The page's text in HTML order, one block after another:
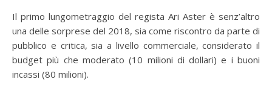
Il primo lungometraggio del regista Ari Aster è senz’altro
una delle sorprese del 2018, sia come riscontro da parte di
pubblico e critica, sia a livello commerciale, considerato il
budget più che moderato (10 milioni di dollari) e i buoni
incassi (80 milioni).